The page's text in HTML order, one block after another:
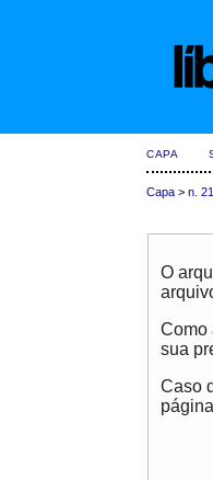
CAPA
Capa >n.
O
Como
sua
Caso